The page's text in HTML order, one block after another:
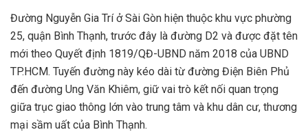
Đường Nguyễn Gia Trí ở Sài Gòn hiện thuộc khu vực phường
25, quận Bình Thạnh, trước đây là đường D2 và được đặt tên
mới theo Quyết định 1819/QĐ-UBND năm 2018 của UBND
TP.HCM. Tuyến đường này kéo dài từ đường Điện Biên Phủ
đến đường Ung Văn Khiêm, giữ vai trò kết nối quan trọng
giữa trục giao thông lớn vào trung tâm và khu dân cư, thương
mại sầm uất của Bình Thạnh.